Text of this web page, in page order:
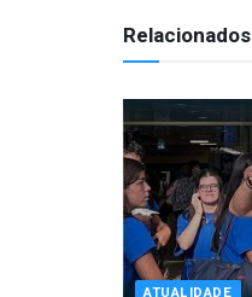
Relacionados
ATUALIDADE